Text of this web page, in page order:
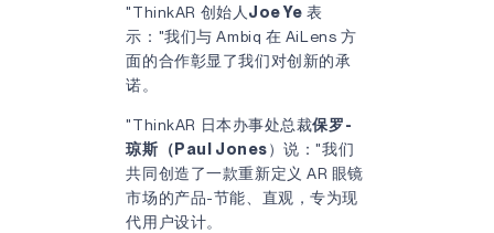
"ThinkAR 创始人 Joe Ye 表
示："我们与 Ambiq 在 AiLens 方
面的合作彰显了我们对创新的承
诺。
"ThinkAR 日本办事处总裁保罗-
琼斯（Paul Jones）说："我们
共同创造了一款重新定义 AR 眼镜
市场的产品-节能、直观，专为现
代用户设计。